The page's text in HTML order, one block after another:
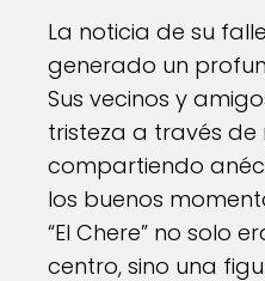
La noticia de su
generado un
Sus vecinos y
tristeza a través de
compartiendo
los buenos
“El Chere” no solo
centro, sino una